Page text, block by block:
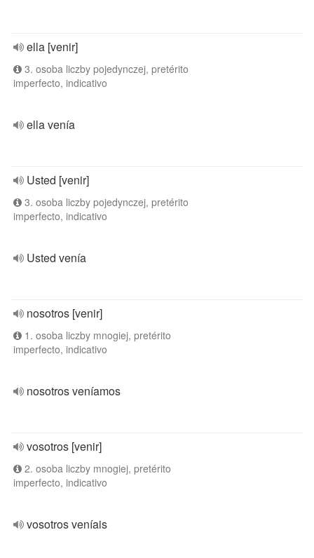
ella [venir]
3. osoba liczby pojedynczej, pretérito
imperfecto, indicativo
ella venía
Usted [venir]
3. osoba liczby pojedynczej, pretérito
imperfecto, indicativo
Usted venía
nosotros [venir]
1. osoba liczby mnogiej, pretérito
imperfecto, indicativo
nosotros veníamos
vosotros [venir]
2. osoba liczby mnogiej, pretérito
imperfecto, indicativo
vosotros veníais